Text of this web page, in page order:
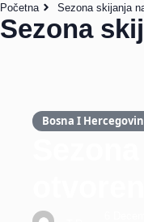
Početna Sezona skijanja
Sezona
Bosna I